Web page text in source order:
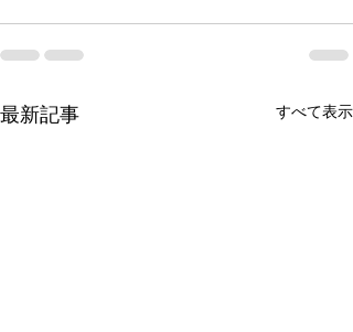
最新記事 すべて表示